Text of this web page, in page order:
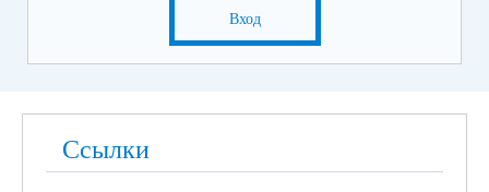
Вход
Ссылки